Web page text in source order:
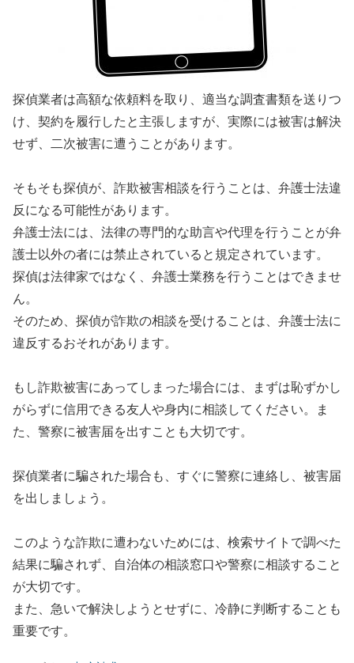
探偵業者は高額な依頼料を取り、適当な調査書類を送りつ
け、契約を履行したと主張しますが、実際には被害は解決
せず、二次被害に遭うことがあります。
そもそも探偵が、詐欺被害相談を行うことは、弁護士法違
反になる可能性があります。
弁護士法には、法律の専門的な助言や代理を行うことが弁
護士以外の者には禁止されていると規定されています。
探偵は法律家ではなく、弁護士業務を行うことはできませ
ん。
そのため、探偵が詐欺の相談を受けることは、弁護士法に
違反するおそれがあります。
もし詐欺被害にあってしまった場合には、まずは恥ずかし
がらずに信用できる友人や身内に相談してください。ま
た、警察に被害届を出すことも大切です。
探偵業者に騙された場合も、すぐに警察に連絡し、被害届
を出しましょう。
このような詐欺に遭わないためには、検索サイトで調べた
結果に騙されず、自治体の相談窓口や警察に相談すること
が大切です。
また、急いで解決しようとせずに、冷静に判断することも
重要です。